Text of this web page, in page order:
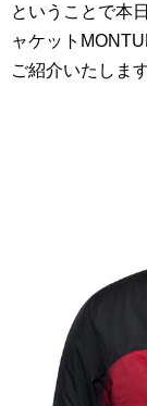
ということで本
ャケット
ご紹介いたします